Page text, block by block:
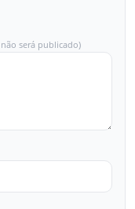
será publicado)